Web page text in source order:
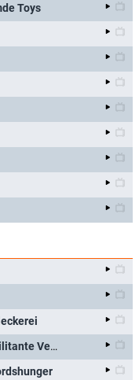
Toys
Weg mit dem Fleisch! Die Militante Veganerin kommt